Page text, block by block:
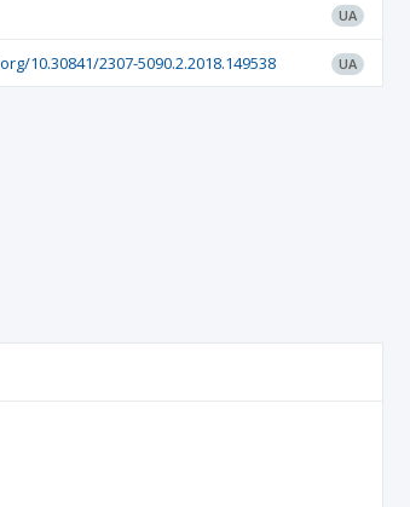
UA
10.30841/2307-5090.2.2018.149538 UA